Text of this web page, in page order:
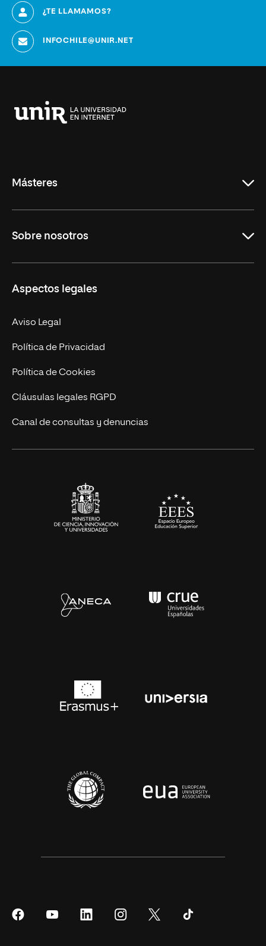
¿TE LLAMAMOS?
INFOCHILE@UNIR.NET
Másteres
Derecho
Empresa
MBA
Marketing y Comunicación
Ingeniería
Diseño
Ciencias de la Salud
Sobre nosotros
Nuestro Equipo
Contacto
Aspectos legales
Aviso Legal
Política de Privacidad
Política de Cookies
Cláusulas legales RGPD
Canal de consultas y denuncias
SíguenosSíguenos
SíguenosSíguenos
Síguenos